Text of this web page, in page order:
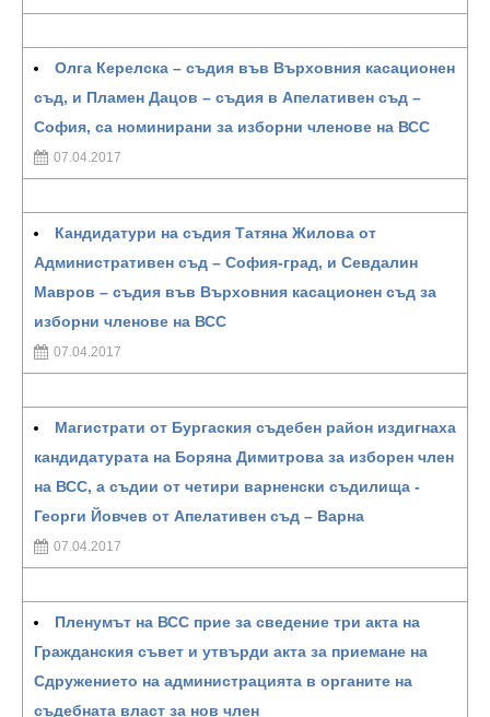
Олга Керелска – съдия във Върховния касационен
съд, и Пламен Дацов – съдия в Апелативен съд –
София, са номинирани за изборни членове на ВСС
07.04.2017
Кандидатури на съдия Татяна Жилова от
Административен съд – София-град, и Севдалин
Мавров – съдия във Върховния касационен съд за
изборни членове на ВСС
07.04.2017
Магистрати от Бургаския съдебен район издигнаха
кандидатурата на Боряна Димитрова за изборен член
на ВСС, а съдии от четири варненски съдилища -
Георги Йовчев от Апелативен съд – Варна
07.04.2017
Пленумът на ВСС прие за сведение три акта на
Гражданския съвет и утвърди акта за приемане на
Сдружението на администрацията в органите на
съдебната власт за нов член